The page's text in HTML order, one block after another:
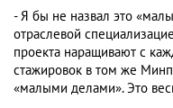
- Я бы не назвал это
отраслевой
проекта наращивают с
стажировок в том же
«малыми делами». Это